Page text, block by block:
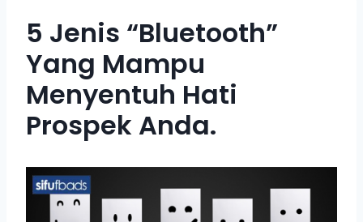
5 Jenis “Bluetooth”
Yang Mampu
Menyentuh Hati
Prospek Anda.